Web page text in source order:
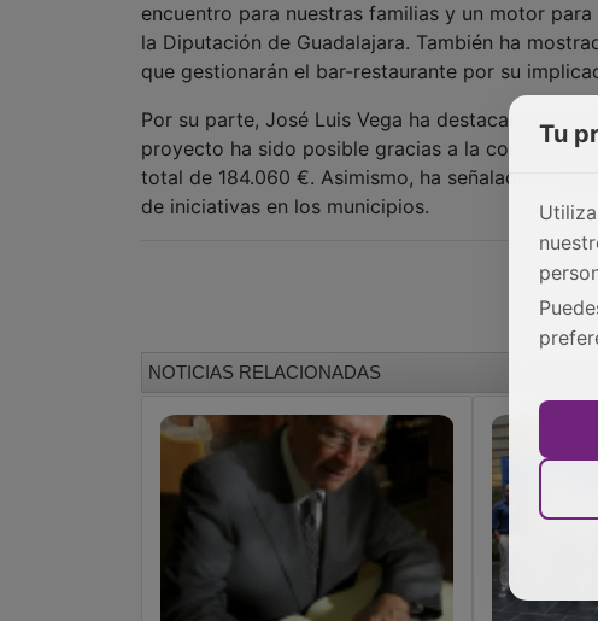
encuentro para nuestras familias y un motor
la Diputación de Guadalajara. También ha
que gestionarán el bar-restaurante por su
Por su parte, José Luis Vega ha destacado el
proyecto ha sido posible gracias a la
total de 184.060 €. Asimismo, ha señalado el
de iniciativas en los municipios.
NOTICIAS RELACIONADAS
Tu